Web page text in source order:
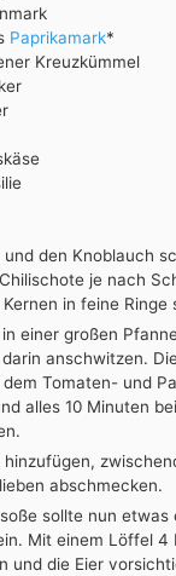
Paprikamark*
Kreuzkümmel
und den Knoblauch
je nach
in feine Ringe
einer großen
anschwitzen.
Tomaten- und
alles 10 Minuten
hinzufügen,
abschmecken.
sollte nun etwas
Mit einem Löffel 4
und die Eier